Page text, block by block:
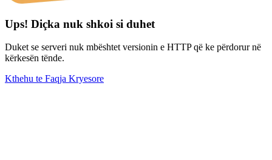
Ups! Diçka nuk shkoi si duhet
Duket se serveri nuk mbështet versionin e HTTP që ke përdorur në
kërkesën tënde.
Kthehu te Faqja Kryesore